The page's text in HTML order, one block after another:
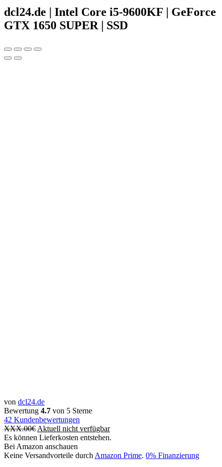
dcl24.de | Intel Core i5-9600KF | GeForce
GTX 1650 SUPER | SSD
von dcl24.de
Bewertung 4.7 von 5 Sterne
42 Kundenbewertungen
XXX.00€ Aktuell nicht verfügbar
Es können Lieferkosten entstehen.
Bei Amazon anschauen
Keine Versandvorteile durch Amazon Prime. 0% Finanzierung